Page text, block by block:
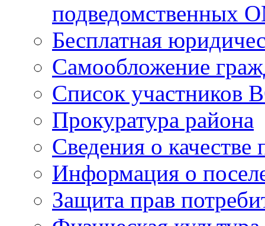
подведомственных
Бесплатная
Самообложение
Список участников
Прокуратура района
Сведения о качестве
Информация о
Защита прав